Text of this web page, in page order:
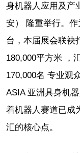
身机器人应用及产
安） 隆重举行。
台，本届展会联袂
180,000平方米 ，
170,000名 专业观
ASIA 亚洲具身机
着机器人赛道已成
汇的核心点。